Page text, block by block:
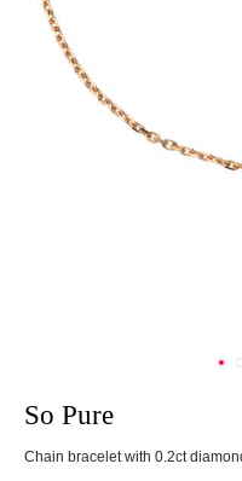
So Pure
Chain bracelet with 0.2ct